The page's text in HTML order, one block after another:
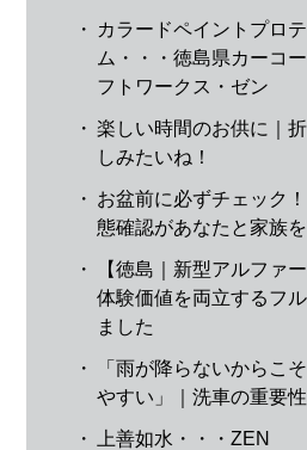
・
カラードペイントプロ
ム・・・徳島県カーコ
フトワークス・ゼン
・ 楽しい時間のお供に｜
しみたいね！
・ お盆前に必ずチェック
態確認があなたと家族
・
【徳島｜新型アルファ
体験価値を両立するフ
ました
・
「雨が降らないからこ
やすい」｜洗車の重要性
・ 上善如水・・・ZEN